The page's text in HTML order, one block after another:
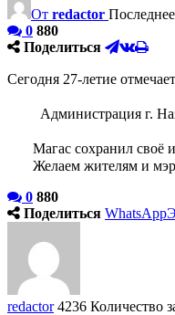
От redactor
0 880
Поделиться
Сегодня 27-летие
⠀⠀⠀Администрация г.
⠀⠀ Магас сохранил своё
⠀⠀ Желаем жителям и
0 880
Поделиться WhatsApp
redactor 4236 Количество